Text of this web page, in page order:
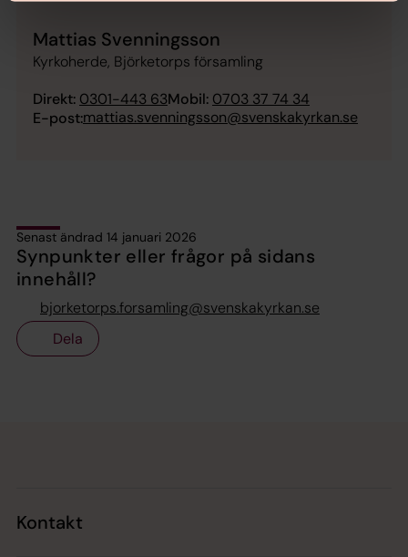
Mattias Svenningsson
Kyrkoherde, Björketorps församling
Direkt: 0301-443 63Mobil: 0703 37 74 34
E-post:mattias.svenningsson@svenskakyrkan.se
Senast ändrad 14 januari 2026
Synpunkter eller frågor på sidans
innehåll?
bjorketorps.forsamling@svenskakyrkan.se
Dela
Kontakt